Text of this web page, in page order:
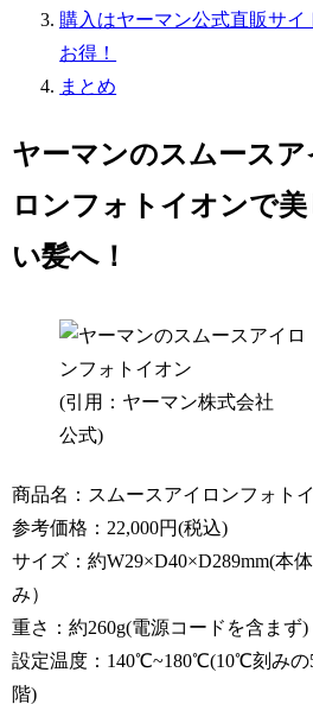
購入はヤーマン公式直販サイ
お得！
まとめ
ヤーマンのスムースア
ロンフォトイオンで美
い髪へ！
(引用：ヤーマン株式会社
公式)
商品名：スムースアイロンフォト
参考価格：22,000円(税込)
サイズ：約W29×D40×D289mm(本
み）
重さ：約260g(電源コードを含まず)
設定温度：140℃~180℃(10℃刻みの
階)